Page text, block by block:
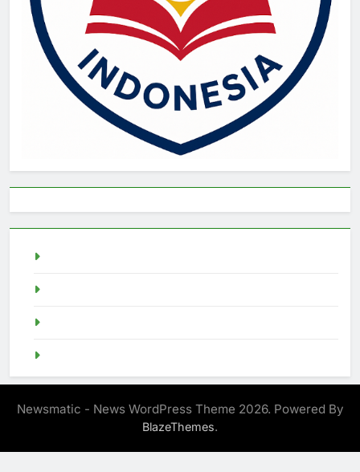
Newsmatic - News WordPress Theme 2026. Powered By
BlazeThemes.